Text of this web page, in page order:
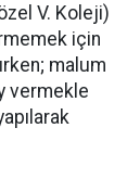
V. Koleji)
için
malum
vermekle